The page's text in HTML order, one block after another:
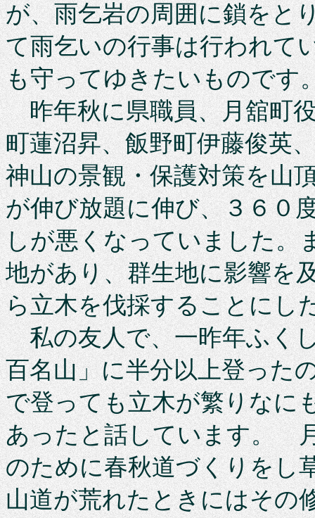
が、雨乞岩の周囲に鎖をと
て雨乞いの行事は行われて
も守ってゆきたいものです
昨年秋に県職員、月舘町
町蓮沼昇、飯野町伊藤俊英
神山の景観・保護対策を山
が伸び放題に伸び、３６０
しが悪くなっていました。
地があり、群生地に影響を
ら立木を伐採することに
私の友人で、一昨年ふく
百名山」に半分以上登った
で登っても立木が繁りなに
あったと話しています。
のために春秋道づくりをし
山道が荒れたときにはその